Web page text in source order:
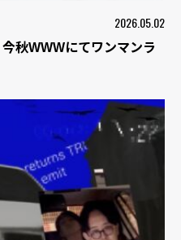
2026.05.02
秋WWWにてワンマンラ